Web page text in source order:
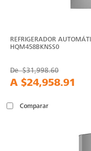
REFRIGERADOR
HQM458BKNSS0
De$31,998.60
A $24,958.91
Comparar